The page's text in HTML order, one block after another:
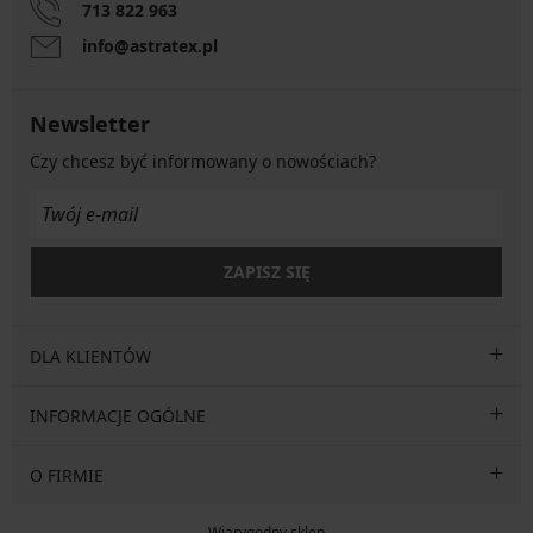
713 822 963
info@astratex.pl
Newsletter
Czy chcesz być informowany o nowościach?
ZAPISZ SIĘ
DLA KLIENTÓW
INFORMACJE OGÓLNE
O FIRMIE